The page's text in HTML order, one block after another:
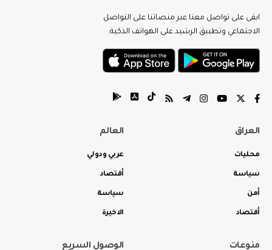
ابقى على تواصل معنا عبر منصاتنا على التواصل
الاجتماعي وتطبيق الرشيد على الهواتف الذكية.
العراق
محليات
سياسة
أمن
أقتصاد
العالم
عربي ودولي
أقتصاد
سياسة
الاخيرة
منوعات الوصول السريع